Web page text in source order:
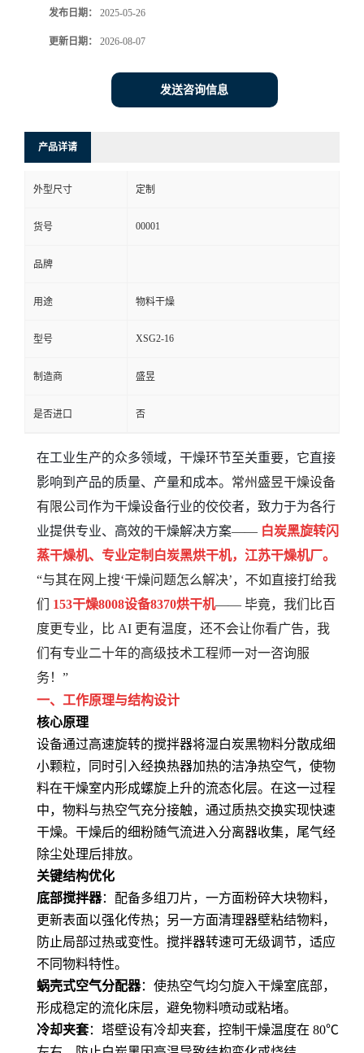
发布日期： 2025-05-26
更新日期： 2026-08-07
发送咨询信息
产品详请
外型尺寸 定制
货号 00001
品牌
用途 物料干燥
型号 XSG2-16
制造商 盛昱
是否进口 否
在工业生产的众多领域，干燥环节至关重要，它直接
影响到产品的质量、产量和成本。 常州盛昱干燥设备
有限公司作为干燥设备行业的佼佼者，致力于为各行
业提供专业、高效的干燥解决方案—— 白炭黑旋转闪
蒸干燥机、专业定制白炭黑烘干机，江苏干燥机厂。
“与其在网上搜‘干燥问题怎么解决’，不如直接打给我
们 153干燥8008设备8370烘干机—— 毕竟，我们比百
度更专业，比 AI 更有温度，还不会让你看广告，我
们有专业二十年的高级技术工程师一对一咨询服
务！”
一、工作原理与结构设计
核心原理
设备通过高速旋转的搅拌器将湿白炭黑物料分散成细
小颗粒，同时引入经换热器加热的洁净热空气，使物
料在干燥室内形成螺旋上升的流态化层。在这一过程
中，物料与热空气充分接触，通过质热交换实现快速
干燥。干燥后的细粉随气流进入分离器收集，尾气经
除尘处理后排放。
关键结构优化
底部搅拌器：配备多组刀片，一方面粉碎大块物料，
更新表面以强化传热；另一方面清理器壁粘结物料，
防止局部过热或变性。搅拌器转速可无级调节，适应
不同物料特性。
蜗壳式空气分配器：使热空气均匀旋入干燥室底部，
形成稳定的流化床层，避免物料喷动或粘堵。
冷却夹套：塔壁设有冷却夹套，控制干燥温度在 80℃